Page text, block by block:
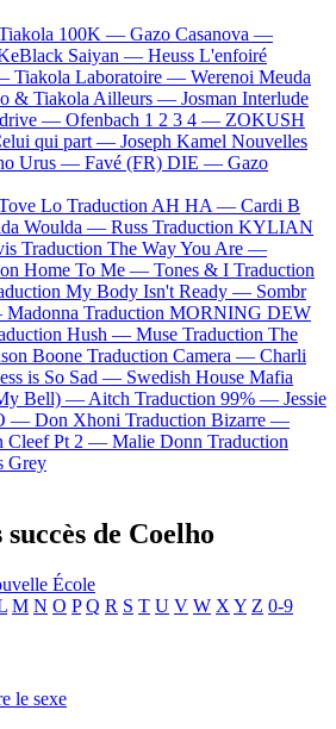
100K — Gazo Casanova —
Saiyan — Heuss L'enfoiré
Tiakola Laboratoire — Werenoi Meuda
& Tiakola Ailleurs — Josman Interlude
— Ofenbach 1 2 3 4 — ZOKUSH
qui part — Joseph Kamel Nouvelles
Urus — Favé (FR) DIE — Gazo
Lo Traduction AH HA — Cardi B
Woulda — Russ Traduction KYLIAN
Traduction The Way You Are —
Home To Me — Tones & I Traduction
My Body Isn't Ready — Sombr
Madonna Traduction MORNING DEW
Hush — Muse Traduction The
Boone Traduction Camera — Charli
is So Sad — Swedish House Mafia
Bell) — Aitch Traduction 99% — Jessie
— Don Xhoni Traduction Bizarre —
Cleef Pt 2 — Malie Donn Traduction
Grey
de Coelho
École
M N O P Q R S T U V W X Y Z 0-9
le sexe